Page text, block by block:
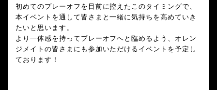
初めてのプレーオフを目前に控えたこのタイミングで、
本イベントを通して皆さまと一緒に気持ちを高めていき
たいと思います。
より一体感を持ってプレーオフへと臨めるよう、オレン
ジメイトの皆さまにも参加いただけるイベントを予定し
ております！